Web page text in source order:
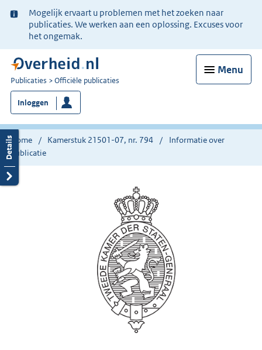
Ter
informatie:
Mogelijk ervaart u problemen met het zoeken naar
publicaties. We werken aan een oplossing. Excuses voor
het ongemak.
Menu
U
bent
nu
hier:
Publicaties Officiële publicaties
Inloggen
Home Kamerstuk 21501-07, nr. 794
Informatie over
publicatie